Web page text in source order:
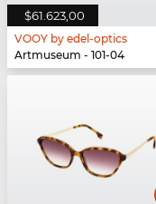
$61.623,00
VOOY by edel-optics
Artmuseum - 101-04